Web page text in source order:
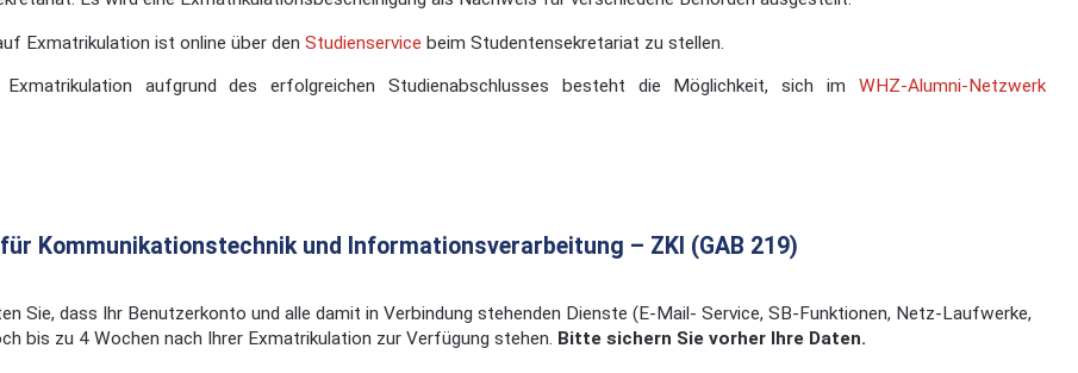
Exmatrikulation ist online über den Studienservice beim Studentensekretariat zu stellen.
aufgrund des erfolgreichen Studienabschlusses besteht die Möglichkeit, sich im WHZ-Alumni-Netzwerk
Kommunikationstechnik und Informationsverarbeitung – ZKI (GAB 219)
Sie, dass Ihr Benutzerkonto und alle damit in Verbindung stehenden Dienste (E-Mail- Service, SB-Funktionen, Netz-Laufwerke,
bis zu 4 Wochen nach Ihrer Exmatrikulation zur Verfügung stehen. Bitte sichern Sie vorher Ihre Daten.